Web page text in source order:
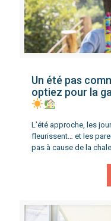
Un été pas
optiez pour la
L’été approche, les
fleurissent… et les
pas à cause de la